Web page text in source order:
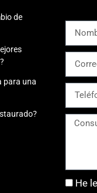
de
para una
He